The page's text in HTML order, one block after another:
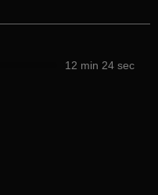
12 min 24 sec